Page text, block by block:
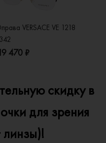
VERSACE VE 1218
470 ₽
скидку в
для зрения
линзы)!